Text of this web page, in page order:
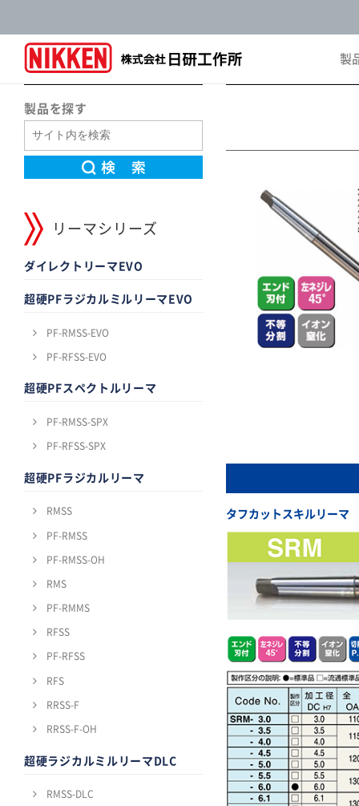
製
製品を探す
リーマシリーズ
ダイレクトリーマEVO
超硬PFラジカルミルリーマEVO
PF-RMSS-EVO
PF-RFSS-EVO
超硬PFスペクトルリーマ
PF-RMSS-SPX
PF-RFSS-SPX
超硬PFラジカルリーマ
RMSS
PF-RMSS
PF-RMSS-OH
RMS
PF-RMMS
RFSS
PF-RFSS
RFS
RRSS-F
RRSS-F-OH
超硬ラジカルミルリーマDLC
RMSS-DLC
タフカットスキルリーマ